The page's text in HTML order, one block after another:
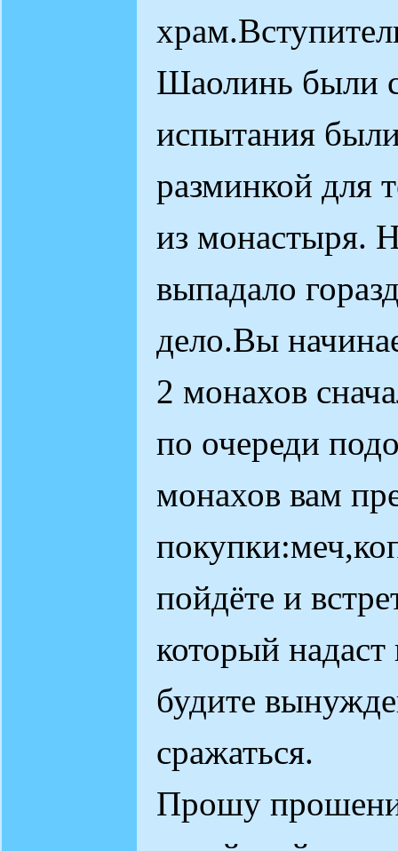
Шаолинь были
испытания
разминкой для
из монастыря.
выпадало
дело.Вы
2 монахов
по очереди
монахов вам
пойдёте и
который
будите
сражаться.
Прошу